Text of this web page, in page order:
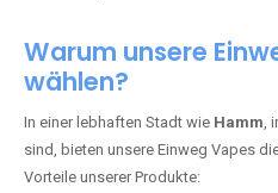
Warum unsere
wählen?
In einer lebhaften Stadt wie Hamm,
sind, bieten unsere Einweg Vapes
Vorteile unserer Produkte: